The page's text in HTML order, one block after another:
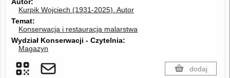
Kurpik Wojciech (1931-2025).Autor
Temat
Konserwacja i restauracja malarstwa
Wydział Konserwacji - Czytelnia
Magazyn
dodaj